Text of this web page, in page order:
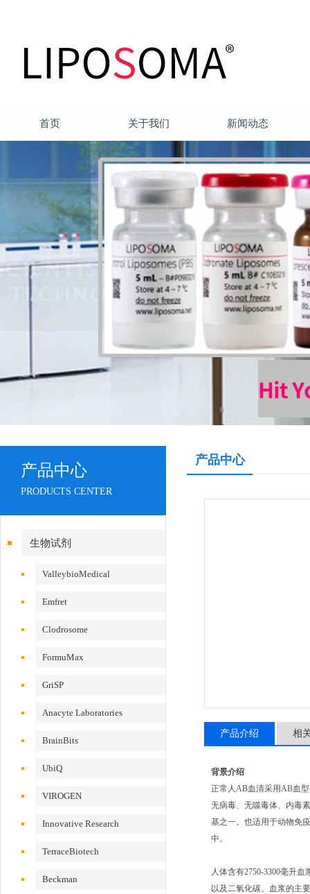
首页 关于我们 新闻动态
产品中心
PRODUCTS CENTER
生物试剂
ValleybioMedical
Emfret
Clodrosome
FormuMax
GriSP
Anacyte Laboratories
BrainBits
UbiQ
VIROGEN
Innovative Research
TerraceBiotech
Beckman
产品中心
产品介绍 相
背景介绍
正常人AB血清采用AB血
无病毒、无噬毒体、内毒
基之一。也适用于动物免
中。
人体含有2750-3300毫升
以及二氧化碳。血浆的主